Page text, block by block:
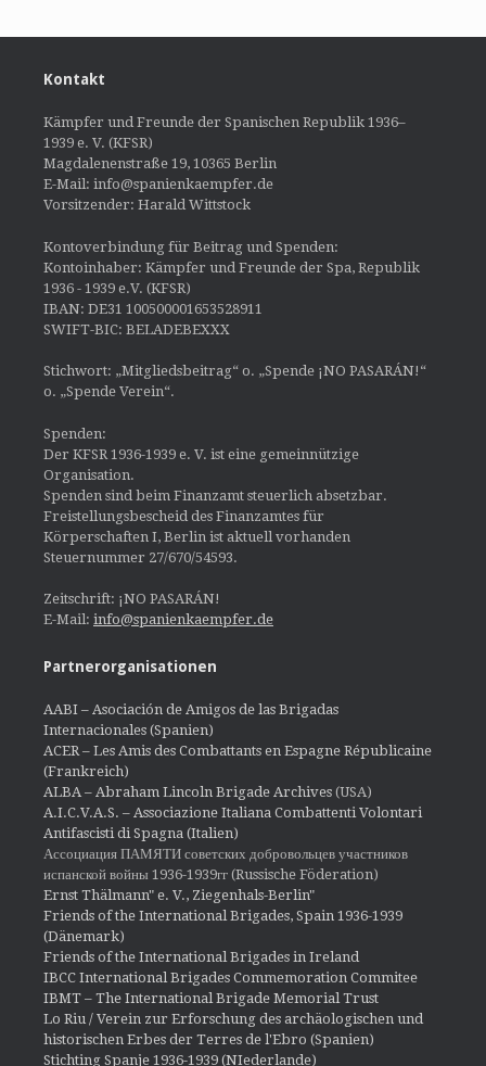
Kontakt
Kämpfer und Freunde der Spanischen Republik 1936–
1939 e. V. (KFSR)
Magdalenenstraße 19, 10365 Berlin
E-Mail: info@spanienkaempfer.de
Vorsitzender: Harald Wittstock
Kontoverbindung für Beitrag und Spenden:
Kontoinhaber: Kämpfer und Freunde der Spa, Republik
1936 - 1939 e.V. (KFSR)
IBAN: DE31 100500001653528911
SWIFT-BIC: BELADEBEXXX
Stichwort: „Mitgliedsbeitrag“ o. „Spende ¡NO PASARÁN!“
o. „Spende Verein“.
Spenden:
Der KFSR 1936-1939 e. V. ist eine gemeinnützige
Organisation.
Spenden sind beim Finanzamt steuerlich absetzbar.
Freistellungsbescheid des Finanzamtes für
Körperschaften I, Berlin ist aktuell vorhanden
Steuernummer 27/670/54593.
Zeitschrift: ¡NO PASARÁN!
E-Mail: info@spanienkaempfer.de
Partnerorganisationen
AABI – Asociación de Amigos de las Brigadas
Internacionales (Spanien)
ACER – Les Amis des Combattants en Espagne Républicaine
(Frankreich)
ALBA – Abraham Lincoln Brigade Archives (USA)
A.I.C.V.A.S. – Associazione Italiana Combattenti Volontari
Antifascisti di Spagna (Italien)
Ассоциация ПАМЯТИ советских добровольцев участников
испанской войны 1936-1939гг (Russische Föderation)
Ernst Thälmann" e. V., Ziegenhals-Berlin"
Friends of the International Brigades, Spain 1936-1939
(Dänemark)
Friends of the International Brigades in Ireland
IBCC International Brigades Commemoration Commitee
IBMT – The International Brigade Memorial Trust
Lo Riu / Verein zur Erforschung des archäologischen und
historischen Erbes der Terres de l'Ebro (Spanien)
Stichting Spanje 1936-1939 (NIederlande)